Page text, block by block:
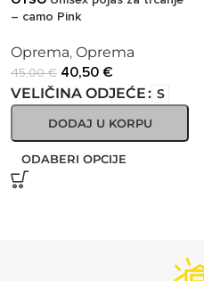
– camo Pink
Oprema, Oprema
45,00€ 40,50 €
VELIČINA ODJEĆE S
DODAJ U KORPU
ODABERI OPCIJE